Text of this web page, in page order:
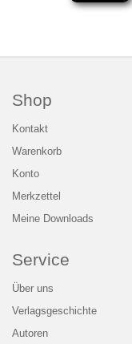
Shop
Kontakt
Warenkorb
Konto
Merkzettel
Meine Downloads
Service
Über uns
Verlagsgeschichte
Autoren